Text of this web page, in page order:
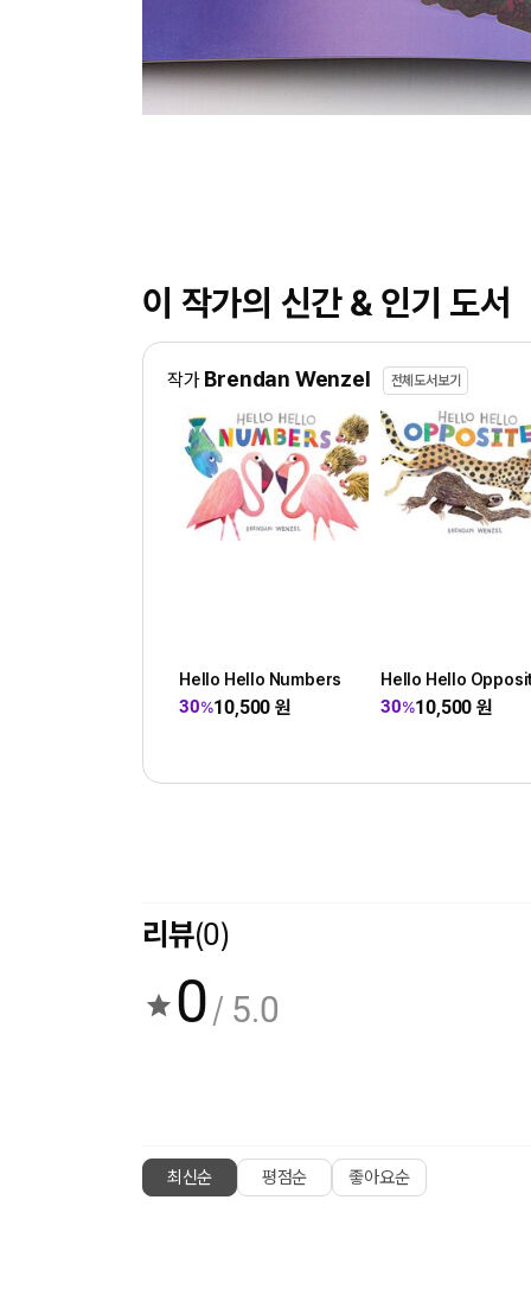
이 작가의 신간 & 인기 도서
작가 Brendan Wenzel 전체도서보기
Hello Hello Numbers
30%10,500원
Hello Hello
30%10,500원
리뷰(0)
0/ 5.0
최신순 평점순 좋아요순